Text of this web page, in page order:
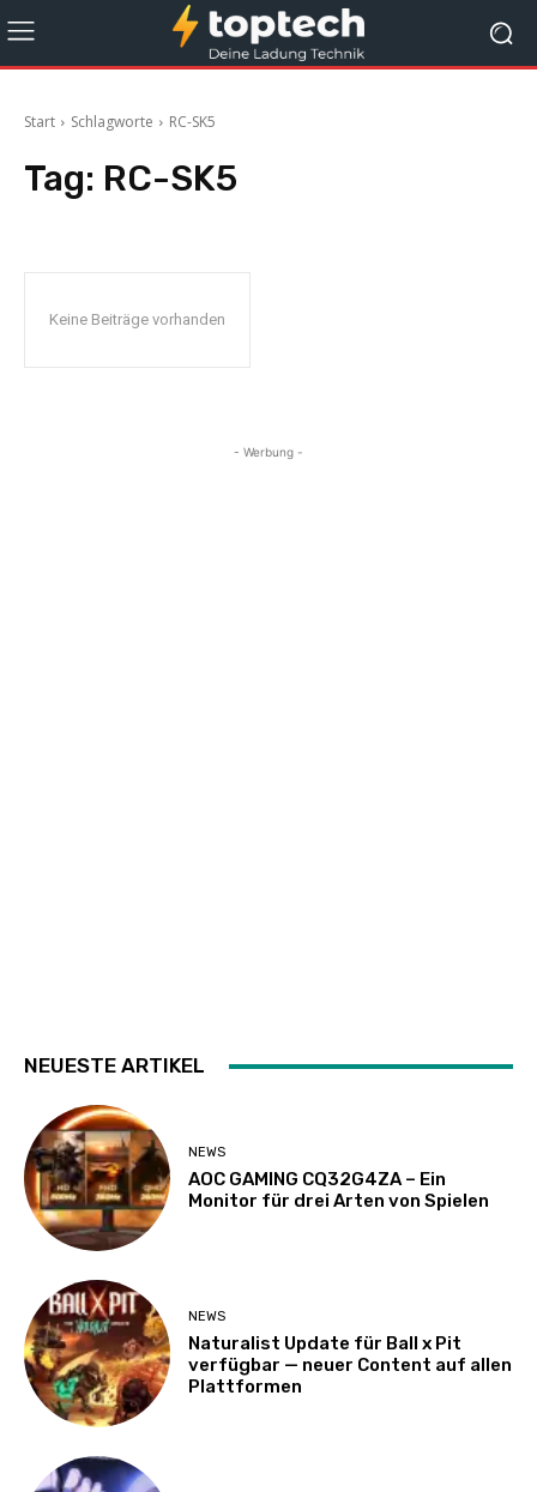
Start Schlagworte RC-SK5
Tag: RC-SK5
Keine Beiträge vorhanden
- Werbung -
NEUESTE ARTIKEL
NEWS
AOC GAMING CQ32G4ZA – Ein
Monitor für drei Arten von Spielen
NEWS
Naturalist Update für Ball x Pit
verfügbar — neuer Content auf allen
Plattformen